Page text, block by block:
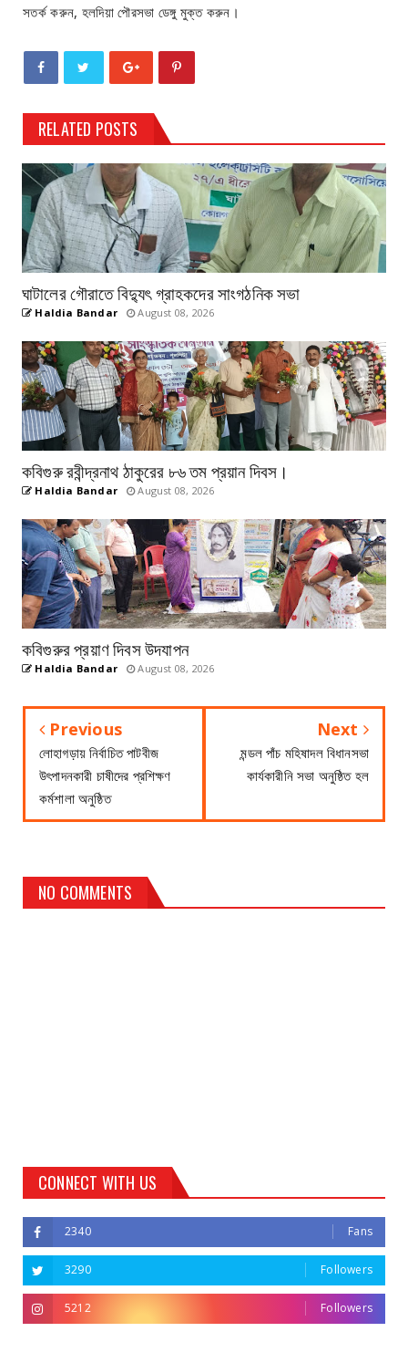
সতর্ক করুন, হলদিয়া পৌরসভা ডেঙ্গু মুক্ত করুন।
RELATED POSTS
ঘাটালের গৌরাতে বিদ্যুৎ গ্রাহকদের সাংগঠনিক সভা
Haldia Bandar August 08, 2026
কবিগুরু রবীন্দ্রনাথ ঠাকুরের ৮৬ তম প্রয়ান দিবস।
Haldia Bandar August 08, 2026
কবিগুরুর প্রয়াণ দিবস উদযাপন
Haldia Bandar August 08, 2026
Previous
লোহাগড়ায় নির্বাচিত পাটবীজ
উৎপাদনকারী চাষীদের প্রশিক্ষণ
কর্মশালা অনুষ্ঠিত
Next
মন্ডল পাঁচ মহিষাদল বিধানসভা
কার্যকারীনি সভা অনুষ্ঠিত হল
NO COMMENTS
CONNECT WITH US
2340 Fans
3290 Followers
5212 Followers